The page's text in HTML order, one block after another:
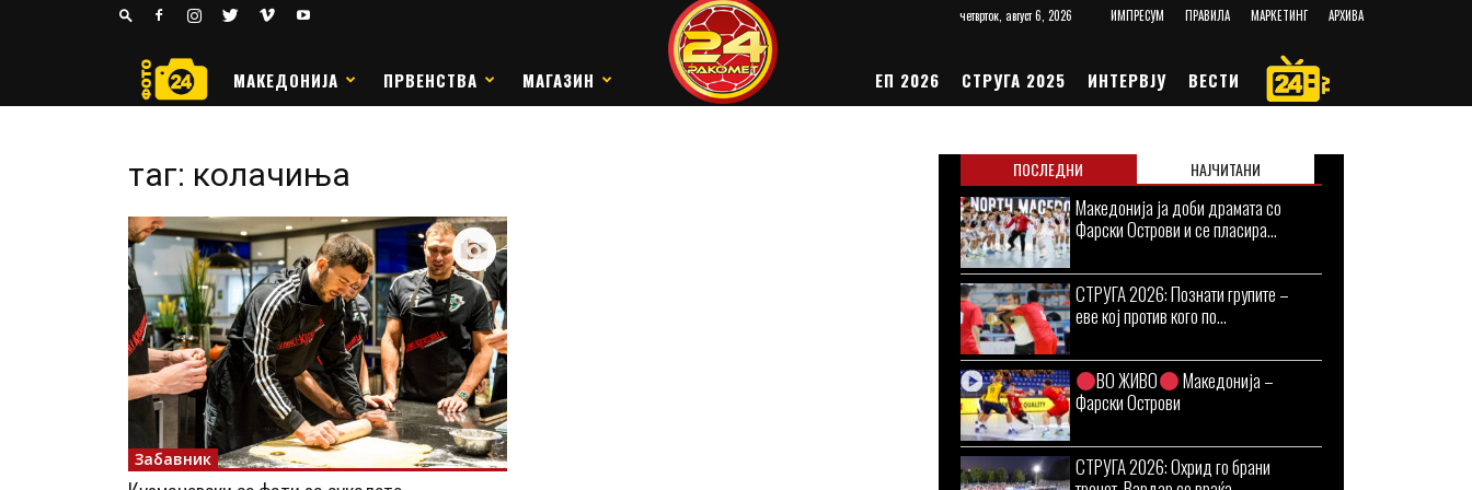
четврток, август 6, 2026 ИМПРЕСУМ ПРАВИЛА МАРКЕТИНГ АРХИВА
РАКОМЕТ
МАКЕДОНИЈА ПРВЕНСТВА МАГАЗИН ЕП 2026 СТРУГА 2025 ИНТЕРВЈУ ВЕСТИ
таг: колачиња
Забавник
ПОСЛЕДНИ НАЈЧИТАНИ
Македонија ја доби драмата со
Фарски Острови и се пласира...
СТРУГА 2026: Познати групите –
еве кој против кого по...
ВО ЖИВО
Македонија –
Фарски Острови
СТРУГА 2026: Охрид го брани